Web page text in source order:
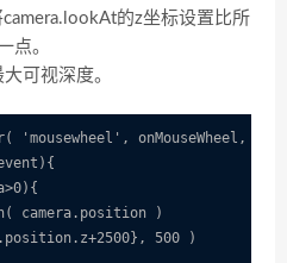
的z坐标设置比所
点。
可视深度。
'mousewheel', onMouseWheel,
camera.position )
500 )